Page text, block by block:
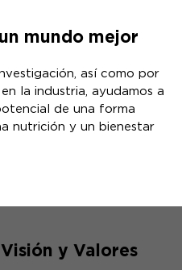
mundo mejor
así como por
la industria, ayudamos a
de una forma
nutrición y un bienestar
y Valores